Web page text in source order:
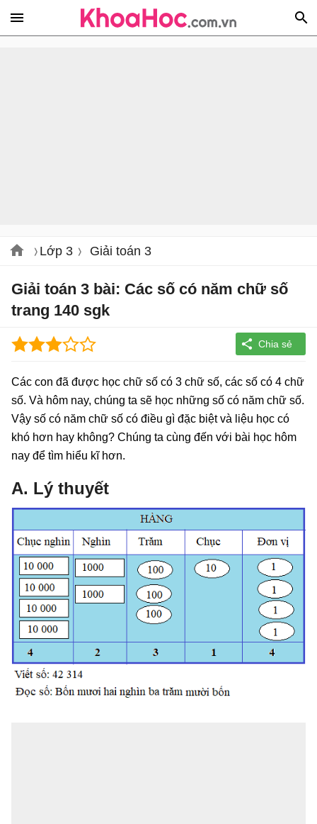
Lớp 3 Giải toán 3
Giải toán 3 bài: Các số có năm chữ số
trang 140 sgk
Các con đã được học chữ số có 3 chữ số, các số có 4 chữ
số. Và hôm nay, chúng ta sẽ học những số có năm chữ số.
Vậy số có năm chữ số có điều gì đặc biệt và liệu học có
khó hơn hay không? Chúng ta cùng đến với bài học hôm
nay để tìm hiểu kĩ hơn.
A. Lý thuyết